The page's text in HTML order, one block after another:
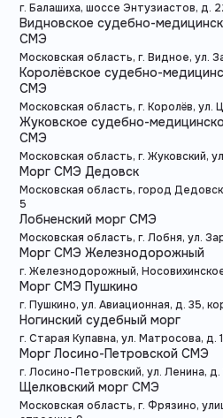
г. Балашиха, шоссе Энтузиастов, д.
Видновское судебно-
СМЭ
Московская область, г. Видное, ул.
Королёвское судебно-
СМЭ
Московская область, г. Королёв, ул.
Жуковское судебно-
СМЭ
Московская область, г. Жуковский,
Морг СМЭ Дедовск
Московская область, город
5
Лобненский морг СМЭ
Московская область, г. Лобня, ул.
Морг СМЭ Железнодорожный
г. Железнодорожный,
Морг СМЭ Пушкино
г. Пушкино, ул. Авиационная, д. 35,
Ногинский судебный морг
г. Старая Купавна, ул. Матросова, д.
Морг Лосино-Петровской СМЭ
г. Лосино-Петровский, ул. Ленина, д.
Щелковский морг СМЭ
Московская область, г. Фрязино,